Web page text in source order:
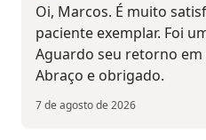
Oi, Marcos. É muito
paciente exemplar. Foi
Aguardo seu retorno
Abraço e obrigado.
7 de agosto de 2026